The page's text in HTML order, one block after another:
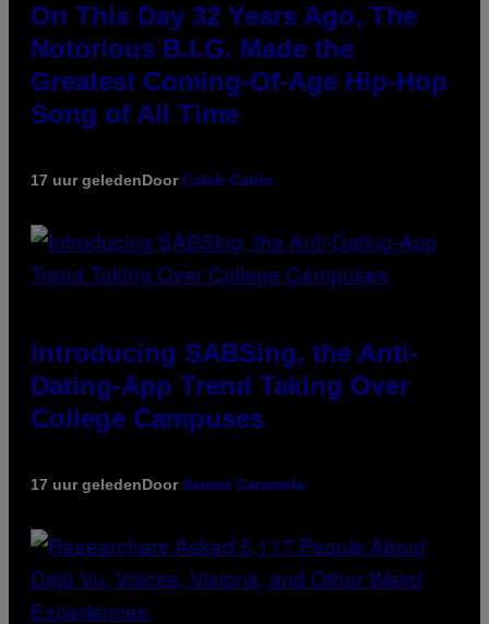
On This Day 32 Years Ago, The
Notorious B.I.G. Made the
Greatest Coming-Of-Age Hip-Hop
Song of All Time
17 uur geledenDoorCaleb Catlin
Introducing SABSing, the Anti-
Dating-App Trend Taking Over
College Campuses
17 uur geledenDoorSammi Caramela